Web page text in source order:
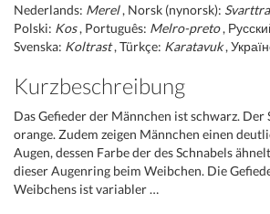
Nederlands: Merel, Norsk (nynorsk):
Polski: Kos, Português: Melro-preto,
Svenska: Koltrast, Türkçe: Karatavuk,
Kurzbeschreibung
Das Gefieder der Männchen ist schwarz. Der
orange. Zudem zeigen Männchen einen
Augen, dessen Farbe der des Schnabels
dieser Augenring beim Weibchen. Die
Weibchens ist variabler …